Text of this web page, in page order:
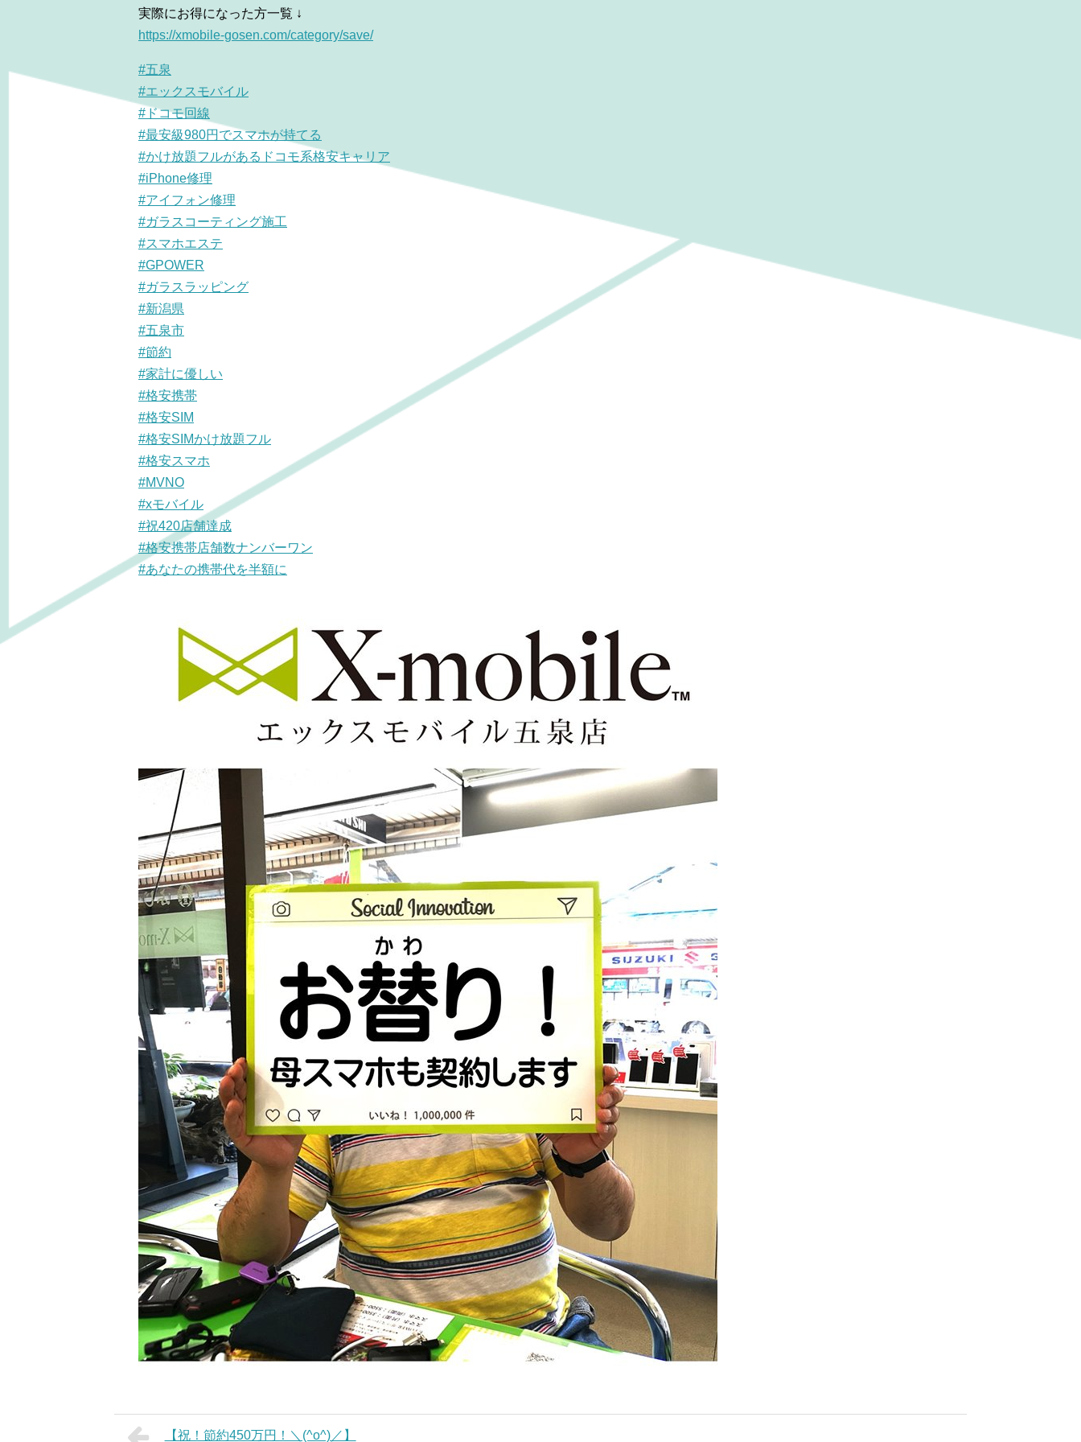
実際にお得になった方一覧 ↓
https://xmobile-gosen.com/category/save/
#五泉
#エックスモバイル
#ドコモ回線
#最安級980円でスマホが持てる
#かけ放題フルがあるドコモ系格安キャリア
#iPhone修理
#アイフォン修理
#ガラスコーティング施工
#スマホエステ
#GPOWER
#ガラスラッピング
#新潟県
#五泉市
#節約
#家計に優しい
#格安携帯
#格安SIM
#格安SIMかけ放題フル
#格安スマホ
#MVNO
#xモバイル
#祝420店舗達成
#格安携帯店舗数ナンバーワン
#あなたの携帯代を半額に
【祝！節約450万円！＼(^o^)／】